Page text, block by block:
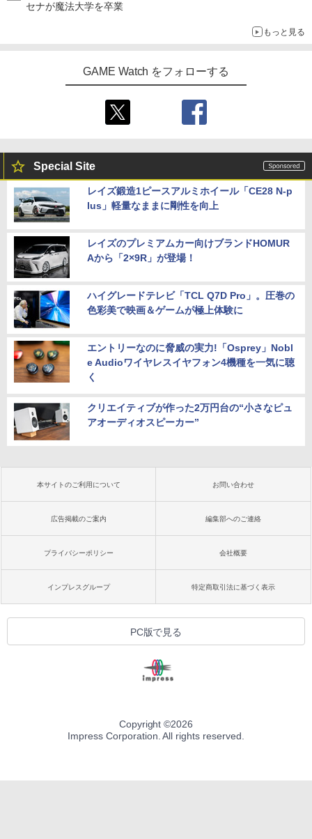
セナが魔法大学を卒業
もっと見る
GAME Watch をフォローする
Special Site
レイズ鍛造1ピースアルミホイール「CE28 N-p
lus」軽量なままに剛性を向上
レイズのプレミアムカー向けブランドHOMUR
Aから「2×9R」が登場！
ハイグレードテレビ「TCL Q7D Pro」。圧巻の
色彩美で映画＆ゲームが極上体験に
エントリーなのに脅威の実力!「Osprey」Nobl
e Audioワイヤレスイヤフォン4機種を一気に聴
く
クリエイティブが作った2万円台の“小さなピュ
アオーディオスピーカー”
本サイトのご利用について お問い合わせ
広告掲載のご案内 編集部へのご連絡
プライバシーポリシー 会社概要
インプレスグループ 特定商取引法に基づく表示
PC版で見る
Copyright ©2026
Impress Corporation. All rights reserved.